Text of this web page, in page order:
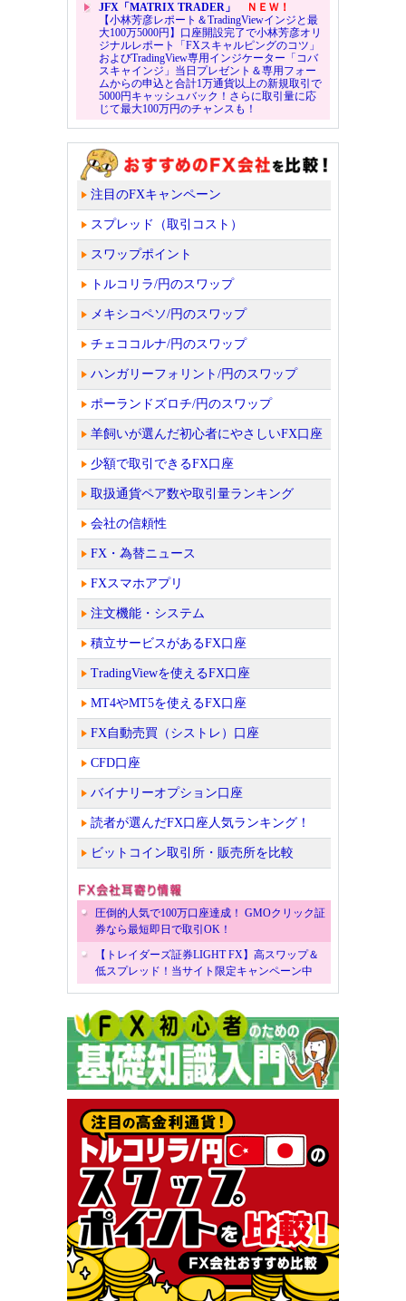
JFX「MATRIX TRADER」
ＮＥＷ！
【小林芳彦レポート＆TradingViewインジと最
大100万5000円】口座開設完了で小林芳彦オリ
ジナルレポート「FXスキャルピングのコツ」
およびTradingView専用インジケーター「コバ
スキャインジ」当日プレゼント＆専用フォー
ムからの申込と合計1万通貨以上の新規取引で
5000円キャッシュバック！さらに取引量に応
じて最大100万円のチャンスも！
注目のFXキャンペーン
スプレッド（取引コスト）
スワップポイント
トルコリラ/円のスワップ
メキシコペソ/円のスワップ
チェココルナ/円のスワップ
ハンガリーフォリント/円のスワップ
ポーランドズロチ/円のスワップ
羊飼いが選んだ初心者にやさしいFX口座
少額で取引できるFX口座
取扱通貨ペア数や取引量ランキング
会社の信頼性
FX・為替ニュース
FXスマホアプリ
注文機能・システム
積立サービスがあるFX口座
TradingViewを使えるFX口座
MT4やMT5を使えるFX口座
FX自動売買（シストレ）口座
CFD口座
バイナリーオプション口座
読者が選んだFX口座人気ランキング！
ビットコイン取引所・販売所を比較
圧倒的人気で100万口座達成！ GMOクリック証
券なら最短即日で取引OK！
【トレイダーズ証券LIGHT FX】高スワップ＆
低スプレッド！当サイト限定キャンペーン中